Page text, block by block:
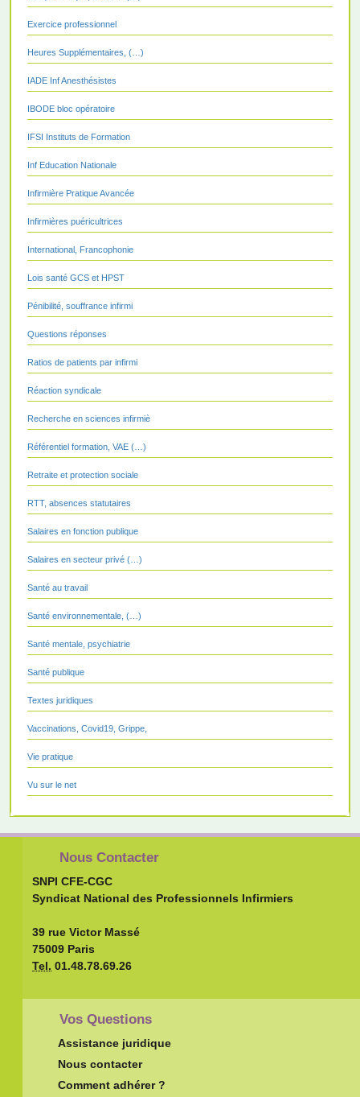
Exercice professionnel
Heures Supplémentaires, (…)
IADE Inf Anesthésistes
IBODE bloc opératoire
IFSI Instituts de Formation
Inf Education Nationale
Infirmière Pratique Avancée
Infirmières puéricultrices
International, Francophonie
Lois santé GCS et HPST
Pénibilité, souffrance infirmi
Questions réponses
Ratios de patients par infirmi
Réaction syndicale
Recherche en sciences infirmiè
Référentiel formation, VAE (…)
Retraite et protection sociale
RTT, absences statutaires
Salaires en fonction publique
Salaires en secteur privé (…)
Santé au travail
Santé environnementale, (…)
Santé mentale, psychiatrie
Santé publique
Textes juridiques
Vaccinations, Covid19, Grippe,
Vie pratique
Vu sur le net
Nous Contacter
SNPI CFE-CGC
Syndicat National des Professionnels Infirmiers
39 rue Victor Massé
75009 Paris
Tel. 01.48.78.69.26
Vos Questions
Assistance juridique
Nous contacter
Comment adhérer ?